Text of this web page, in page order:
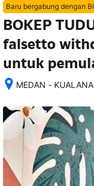
Baru bergabung dengan
BOKEP
falsetto
untuk
MEDAN -
memesan,
semua
rincian
akomodasi
termasuk
nomor
telepon